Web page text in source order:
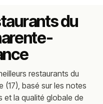
du
restaurants du
basé sur les notes
et la qualité globale de